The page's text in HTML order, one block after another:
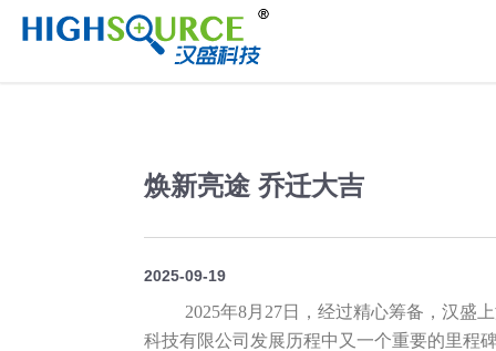
焕新亮途 乔迁大吉
2025-09-19
2025年8月27日，经过精心筹备，汉盛
科技有限公司发展历程中又一个重要的里程